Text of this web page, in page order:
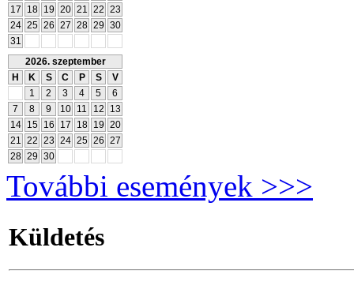
17
18 19 20 21 22 23
24 25 26 27 28 29 30
31
2026. szeptember
H
K S C P S
V
1
2 3 4 5
6
7
8 9 10 11 12
13
14
15 16 17 18 19 20
21 22 23 24 25 26 27
28 29 30
További események >>>
Küldetés